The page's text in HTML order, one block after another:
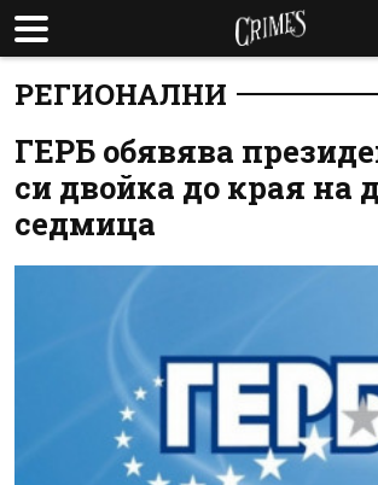
РЕГИОНАЛНИ
ГЕРБ обявява
си двойка до края на
седмица